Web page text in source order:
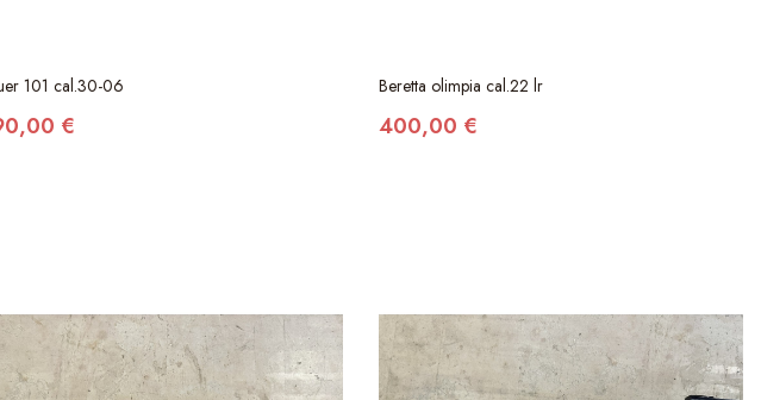
101 cal.30-06
€
Beretta olimpia cal.22 lr
400,00 €